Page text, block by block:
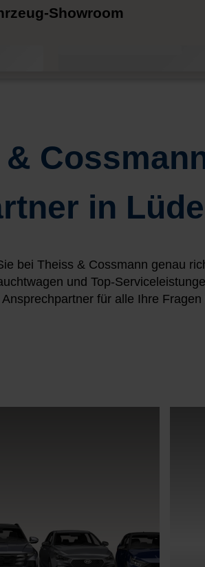
Showroom
in
bei Theiss & Cossmann genau
und Top-
für alle Ihre Fragen